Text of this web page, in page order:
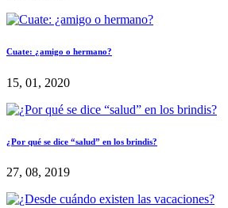
Cuate: ¿amigo o hermano?
15, 01, 2020
¿Por qué se dice “salud” en los brindis?
27, 08, 2019